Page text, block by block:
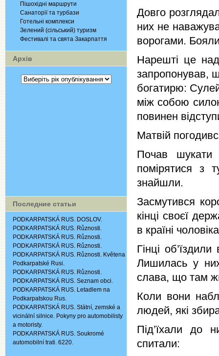
Пішохідні маршрути
Санаторії та турбази
Готельні комплекси
Зелений (сільський) туризм
Фестивалі та свята Закарпаття
Архів
Последние статьи
PODKARPATSKÁ RUS. DOSLOV.
PODKARPATSKÁ RUS. Různosti.
PODKARPATSKÁ RUS. Různosti.
PODKARPATSKÁ RUS. Různosti.
PODKARPATSKÁ RUS. Různosti. Květena
Podkarpatské Rusi.
PODKARPATSKÁ RUS. Různosti.
PODKARPATSKÁ RUS. Seznam obci.
PODKARPATSKÁ RUS. Letadlem na
Podkarpatskou Rus.
PODKARPATSKÁ RUS. Státní, zemské a
vicinální silnice. Pokyny pro automobilisty
a motoristy.
PODKARPATSKÁ RUS. Soukromé
automobilní trati. 6220.
Довго
них не
ворогами.
Нарешті це
запропонував,
богатирю:
між собою
повинен
Матвій
Почав шукати
помірятися з
знайшли.
Засмутився
кінці своєї
в країні
Гінці
Лишилась у
слава, що там
Коли вони
людей, які
Під’їхали до
спитали: